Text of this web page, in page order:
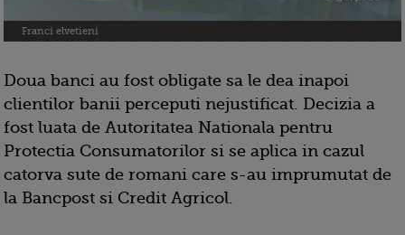
Franci elvetieni
Doua banci au fost obligate sa le dea inapoi
clientilor banii perceputi nejustificat. Decizia a
fost luata de Autoritatea Nationala pentru
Protectia Consumatorilor si se aplica in cazul
catorva sute de romani care s-au imprumutat de
la Bancpost si Credit Agricol.